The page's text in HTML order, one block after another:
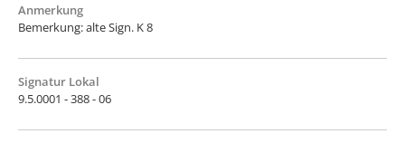
Anmerkung
Bemerkung: alte Sign. K 8
Signatur Lokal
9.5.0001 - 388 - 06